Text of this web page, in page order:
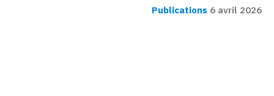
Publications 6 avril 2026